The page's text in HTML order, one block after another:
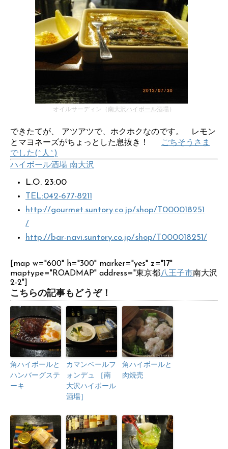
オイルサーディン（ 南大沢ハイボール酒場 ）
できたてが、 アツアツで、ホクホクなのです。 レモン
とマヨネーズがちょっとした息抜き！
ごちそうさま
でした(^人^)
ハイボール酒場 南大沢
L.O. 23:00
TEL:042-677-8211
http://gourmet.suntory.co.jp/shop/T000018251
/
http://bar-navi.suntory.co.jp/shop/T000018251/
[map w="600" h="300" marker="yes" z="17"
maptype="ROADMAP" address="東京都八王子市南大沢
2-2"]
こちらの記事もどうぞ！
角ハイボールと
ハンバーグステ
ーキ
カマンベールフ
ォンデュ ［南
大沢ハイボール
酒場］
角ハイボールと
肉焼売